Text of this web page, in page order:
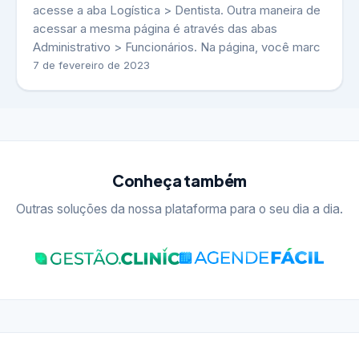
acesse a aba Logística > Dentista. Outra maneira de
acessar a mesma página é através das abas
Administrativo > Funcionários. Na página, você marc
7 de fevereiro de 2023
Conheça também
Outras soluções da nossa plataforma para o seu dia a dia.